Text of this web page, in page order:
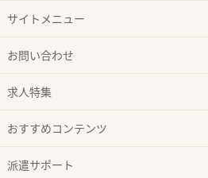
サイトメニュー
お問い合わせ
求人特集
おすすめコンテンツ
派遣サポート